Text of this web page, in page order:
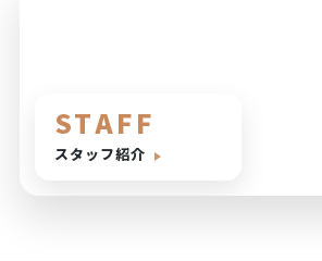
STAFF
スタッフ紹介